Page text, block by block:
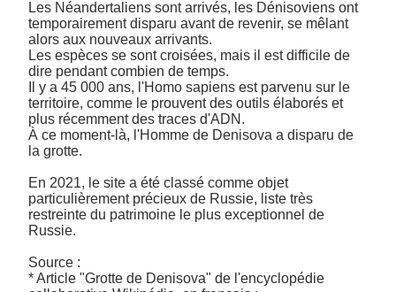
Les Néandertaliens sont arrivés, les Dénisoviens ont
temporairement disparu avant de revenir, se mêlant
alors aux nouveaux arrivants.
Les espèces se sont croisées, mais il est difficile de
dire pendant combien de temps.
Il y a 45 000 ans, l'Homo sapiens est parvenu sur le
territoire, comme le prouvent des outils élaborés et
plus récemment des traces d'ADN.
À ce moment-là, l'Homme de Denisova a disparu de
la grotte.
En 2021, le site a été classé comme objet
particulièrement précieux de Russie, liste très
restreinte du patrimoine le plus exceptionnel de
Russie.
Source :
* Article "Grotte de Denisova" de l'encyclopédie